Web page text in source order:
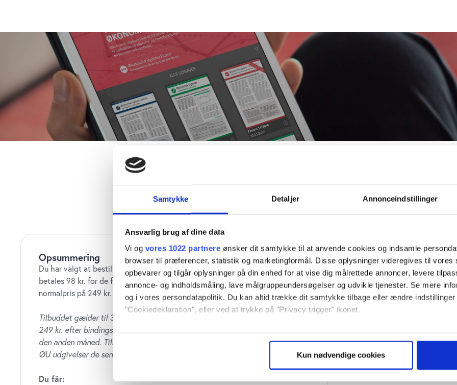
Samtykke Detaljer Annonceindstillinger
Ansvarlig brug af dine data
Vi og vores 1022 partnere ønsker dit samtykke til at anvende cookies og indsamle
browser til præferencer, statistik og marketingformål. Disse oplysninger videregives til vores
opbevarer og tilgår oplysninger på din enhed for at vise dig målrettede annoncer, levere
annonce- og indholdsmåling, lave målgruppeundersøgelser og udvikle tjenester. Se mere
og i vores persondatapolitik. Du kan altid trække dit samtykke tilbage eller ændre
"Cookiedeklaration", eller ved at trykke på "Privacy trigger" ikonet.
Hvis du tillader det, vil vi også gerne:
Identificere din enhed baseret på en scanning af dens unikke karakteristika
Kun nødvendige cookies
Bestil ØU Web
Opsummering
Du har valgt at bestille ØU Web i 2 måneder til 2 x 49 kr. Ved tilmelding
betales 98 kr. for de første to måneder. Abonnementet fortsætter herefter til
normalpris på 249 kr. pr. måned.
Tilbuddet gælder til 31. juni 2026. Abonnement fortsætter til normalpris på
249 kr. efter bindingsperiode på to måneder.
den anden måned. Tilbud gælder kun, hvis du ikke har haft abonnement på
ØU udgivelser de seneste tre månede
Du får: